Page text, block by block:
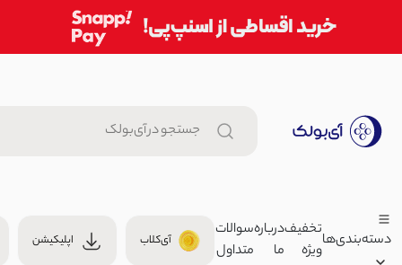
دسته‌بندی‌هاتخفیف
ویژه
درباره
ما
سوالات
متداول
آی‌کلاب اپلیکیشن